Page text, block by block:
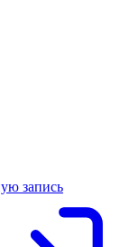
запись